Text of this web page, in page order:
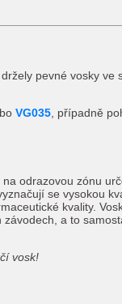
pevné vosky ve
VG035 , případně
odrazovou zónu
se vysokou
kvality.
a to
vosk!